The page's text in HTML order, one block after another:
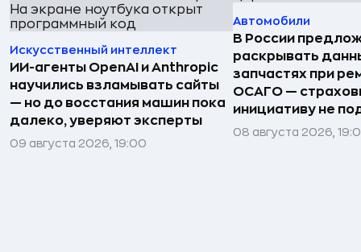
Искусственный интеллект
ИИ-агенты OpenAI и Anthropic
научились взламывать сайты
— но до восстания машин пока
далеко, уверяют эксперты
09 августа 2026, 19:00
Автомобили
В России
раскрывать
запчастях при
ОСАГО —
инициативу не
08 августа 2026,